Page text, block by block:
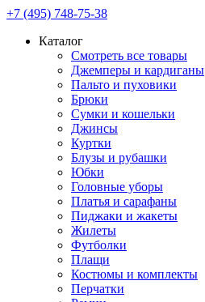
+7 (495) 748-75-38
Каталог
Смотреть все товары
Джемперы и кардиганы
Пальто и пуховики
Брюки
Сумки и кошельки
Джинсы
Куртки
Блузы и рубашки
Юбки
Головные уборы
Платья и сарафаны
Пиджаки и жакеты
Жилеты
Футболки
Плащи
Костюмы и комплекты
Перчатки